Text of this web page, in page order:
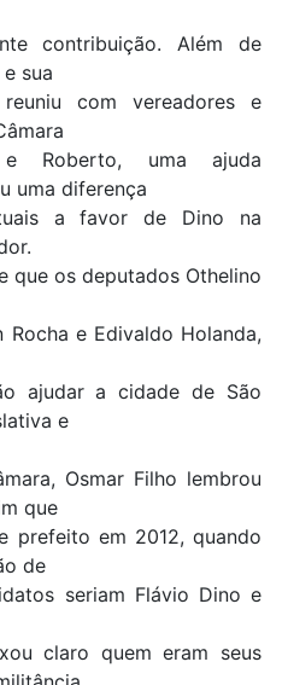
contribuição. Além de
sua
com vereadores e
Roberto, uma ajuda
uma diferença
a favor de Dino na
que os deputados Othelino
Rocha e Edivaldo Holanda,
ajudar a cidade de São
e
Osmar Filho lembrou
que
prefeito em 2012, quando
de
seriam Flávio Dino e
claro quem eram seus